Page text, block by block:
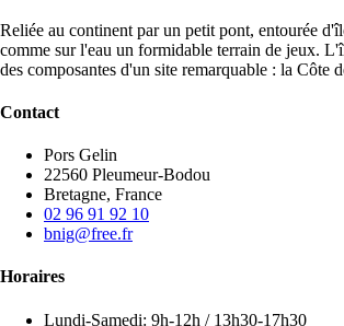
Reliée au continent par un petit pont, entourée
comme sur l'eau un formidable terrain de jeux.
des composantes d'un site remarquable : la Côte
Contact
Pors Gelin
22560 Pleumeur-Bodou
Bretagne, France
02 96 91 92 10
bnig@free.fr
Horaires
Lundi-Samedi: 9h-12h / 13h30-17h30